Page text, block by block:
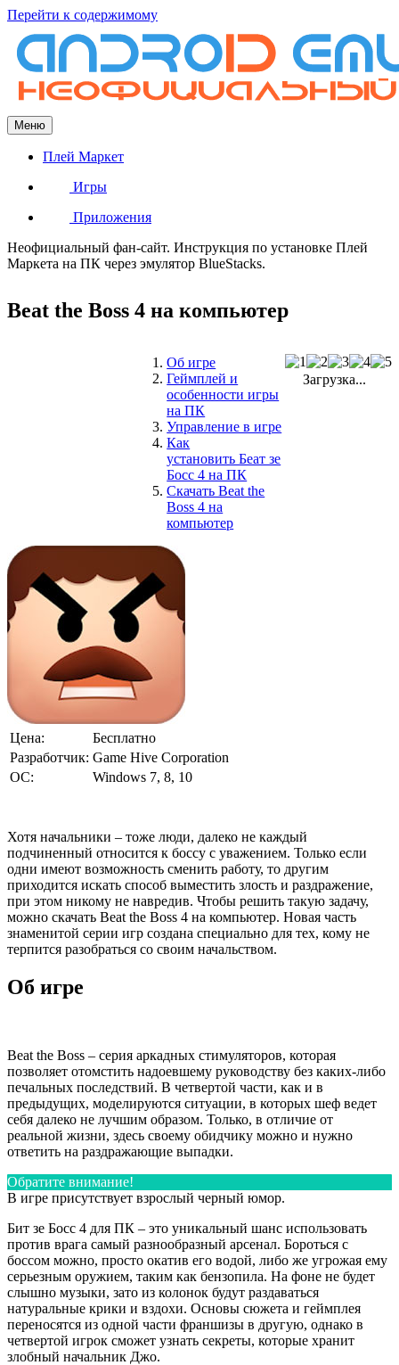
Перейти к содержимому
Меню
Плей Маркет
Игры
Приложения
Неофициальный фан-сайт. Инструкция по установке Плей
Маркета на ПК через эмулятор BlueStacks.
Beat the Boss 4 на компьютер
Загрузка...
Об игре
Геймплей и
особенности игры
на ПК
Управление в игре
Как
установить Беат зе
Босс 4 на ПК
Скачать Beat the
Boss 4 на
компьютер
Цена:
Бесплатно
Разработчик: Game Hive Corporation
ОС:
Windows 7, 8, 10
Хотя начальники – тоже люди, далеко не каждый
подчиненный относится к боссу с уважением. Только если
одни имеют возможность сменить работу, то другим
приходится искать способ выместить злость и раздражение,
при этом никому не навредив. Чтобы решить такую задачу,
можно скачать Beat the Boss 4 на компьютер. Новая часть
знаменитой серии игр создана специально для тех, кому не
терпится разобраться со своим начальством.
Об игре
Beat the Boss – серия аркадных стимуляторов, которая
позволяет отомстить надоевшему руководству без каких-либо
печальных последствий. В четвертой части, как и в
предыдущих, моделируются ситуации, в которых шеф ведет
себя далеко не лучшим образом. Только, в отличие от
реальной жизни, здесь своему обидчику можно и нужно
ответить на раздражающие выпадки.
Обратите внимание!
В игре присутствует взрослый черный юмор.
Бит зе Босс 4 для ПК – это уникальный шанс использовать
против врага самый разнообразный арсенал. Бороться с
боссом можно, просто окатив его водой, либо же угрожая ему
серьезным оружием, таким как бензопила. На фоне не будет
слышно музыки, зато из колонок будут раздаваться
натуральные крики и вздохи. Основы сюжета и геймплея
переносятся из одной части франшизы в другую, однако в
четвертой игрок сможет узнать секреты, которые хранит
злобный начальник Джо.